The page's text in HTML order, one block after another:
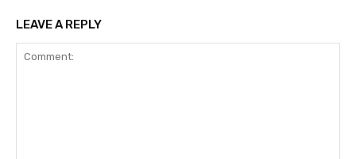
LEAVE A REPLY